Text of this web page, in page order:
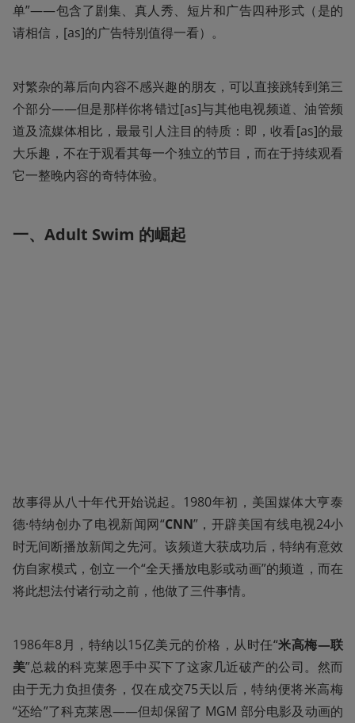
单”——包含了剧集、真人秀、短片和广告四种形式（是的
请相信，[as]的广告特别值得一看）。
对繁杂的幕后向内容不感兴趣的朋友，可以直接跳转到第三
个部分——但是那样你将错过[as]与其他电视频道、油管频
道及流媒体相比，最最引人注目的特质：即，收看[as]的最
大乐趣，不在于观看其每一个独立的节目，而在于持续观看
它一整晚内容的奇特体验。
一、Adult Swim 的崛起
故事得从八十年代开始说起。1980年初，美国媒体大亨泰
德·特纳创办了电视新闻网“CNN”，开辟美国有线电视24小
时无间断播放新闻之先河。该频道大获成功后，特纳有意效
仿自家模式，创立一个“全天播放电影或动画”的频道，而在
将此想法付诸行动之前，他做了三件事情。
1986年8月，特纳以15亿美元的价格，从时任“米高梅—联
美”总裁的科克莱恩手中买下了这家几近破产的公司。然而
由于无力负担债务，仅在成交75天以后，特纳便将米高梅
“还给”了科克莱恩——但却保留了 MGM 部分电影及动画的